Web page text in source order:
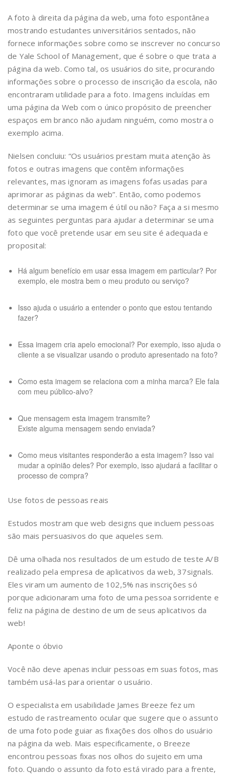
A foto à direita da página da web, uma foto espontânea
mostrando estudantes universitários sentados, não
fornece informações sobre como se inscrever no concurso
de Yale School of Management, que é sobre o que trata a
página da web. Como tal, os usuários do site, procurando
informações sobre o processo de inscrição da escola, não
encontraram utilidade para a foto. Imagens incluídas em
uma página da Web com o único propósito de preencher
espaços em branco não ajudam ninguém, como mostra o
exemplo acima.
Nielsen concluiu: “Os usuários prestam muita atenção às
fotos e outras imagens que contêm informações
relevantes, mas ignoram as imagens fofas usadas para
aprimorar as páginas da web”. Então, como podemos
determinar se uma imagem é útil ou não? Faça a si mesmo
as seguintes perguntas para ajudar a determinar se uma
foto que você pretende usar em seu site é adequada e
proposital:
Há algum benefício em usar essa imagem em particular? Por
exemplo, ele mostra bem o meu produto ou serviço?
Isso ajuda o usuário a entender o ponto que estou tentando
fazer?
Essa imagem cria apelo emocional? Por exemplo, isso ajuda o
cliente a se visualizar usando o produto apresentado na foto?
Como esta imagem se relaciona com a minha marca? Ele fala
com meu público-alvo?
Que mensagem esta imagem transmite?
Existe alguma mensagem sendo enviada?
Como meus visitantes responderão a esta imagem? Isso vai
mudar a opinião deles? Por exemplo, isso ajudará a facilitar o
processo de compra?
Use fotos de pessoas reais
Estudos mostram que web designs que incluem pessoas
são mais persuasivos do que aqueles sem.
Dê uma olhada nos resultados de um estudo de teste A/B
realizado pela empresa de aplicativos da web, 37signals.
Eles viram um aumento de 102,5% nas inscrições só
porque adicionaram uma foto de uma pessoa sorridente e
feliz na página de destino de um de seus aplicativos da
web!
Aponte o óbvio
Você não deve apenas incluir pessoas em suas fotos, mas
também usá-las para orientar o usuário.
O especialista em usabilidade James Breeze fez um
estudo de rastreamento ocular que sugere que o assunto
de uma foto pode guiar as fixações dos olhos do usuário
na página da web. Mais especificamente, o Breeze
encontrou pessoas fixas nos olhos do sujeito em uma
foto. Quando o assunto da foto está virado para a frente,